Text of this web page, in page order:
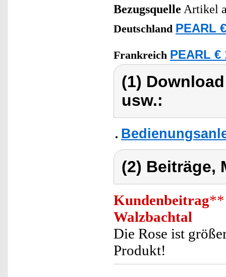
Bezugsquelle Artikel
Deutschland PEARL
Frankreich PEARL €
(1)
usw.:
(2) Beiträge,
Kundenbeitrag**
Walzbachtal
Die Rose ist
Produkt!